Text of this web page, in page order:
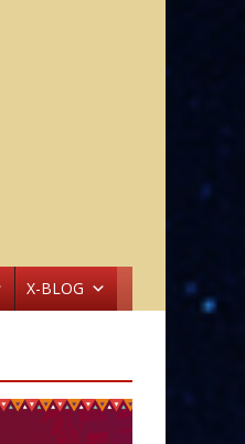
X-BLOG